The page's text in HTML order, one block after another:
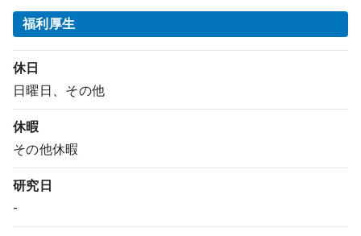
福利厚生
休日
日曜日、その他
休暇
その他休暇
研究日
-